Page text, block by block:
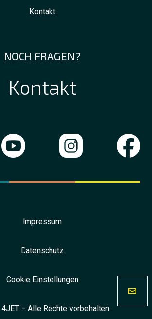
Kontakt
NOCH FRAGEN?
Kontakt
Impressum
Datenschutz
Cookie Einstellungen
– Alle Rechte vorbehalten.